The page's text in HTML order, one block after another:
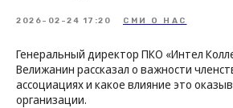
2026-02-24 17:20 СМИ О НАС
Генеральный директор ПКО «Интел
Велижанин рассказал о важности
ассоциациях и какое влияние это
организации.